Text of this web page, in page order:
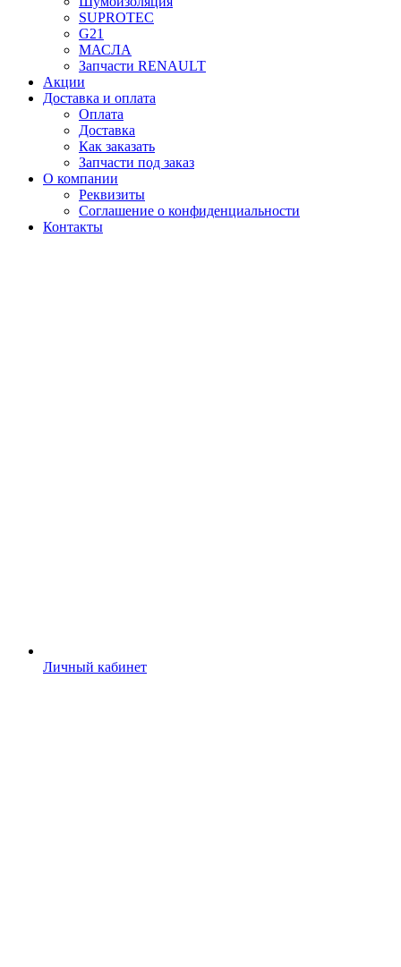
SUPROTEC
G21
МАСЛА
Запчасти RENAULT
Акции
Доставка и оплата
Оплата
Доставка
Как заказать
Запчасти под заказ
О компании
Реквизиты
Соглашение о конфиденциальности
Контакты
Личный кабинет